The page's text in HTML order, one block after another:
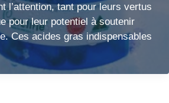
l’attention, tant pour leurs vertus
pour leur potentiel à soutenir
Ces acides gras indispensables